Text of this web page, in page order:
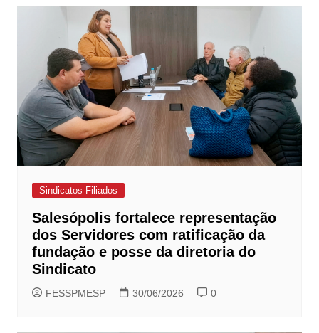
Sindicatos Filiados
Salesópolis fortalece representação
dos Servidores com ratificação da
fundação e posse da diretoria do
Sindicato
FESSPMESP 30/06/2026 0